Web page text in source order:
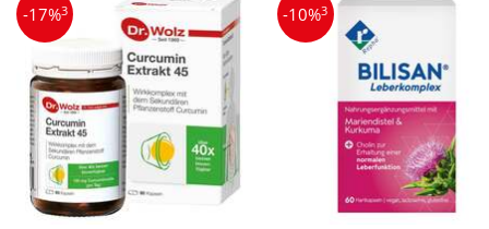
-17%3 -10%3